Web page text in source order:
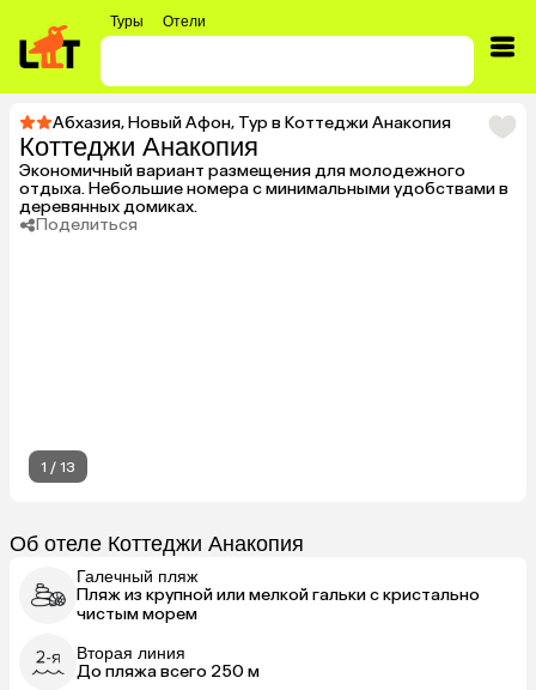
Туры Отели
Абхазия,Новый Афон, Тур в Коттеджи Анакопия
Коттеджи Анакопия
Экономичный вариант размещения для молодежного
отдыха. Небольшие номера с минимальными удобствами в
деревянных домиках.
Поделиться
1 / 13
Об отеле Коттеджи Анакопия
Галечный пляж
Пляж из крупной или мелкой гальки с кристально
чистым морем
Вторая линия
До пляжа всего 250 м